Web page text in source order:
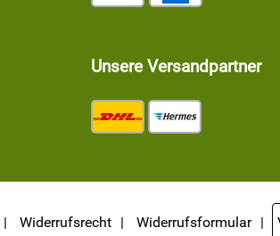
Unsere Versandpartner
Widerrufsrecht Widerrufsformular